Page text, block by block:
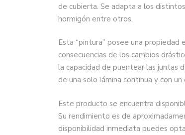
de cubierta. Se adapta a los
hormigón entre otros.
Esta “pintura” posee una
consecuencias de los cambios
la capacidad de puentear las juntas
de una solo lámina continua y con
Este producto se encuentra
Su rendimiento es de
disponibilidad inmediata puedes